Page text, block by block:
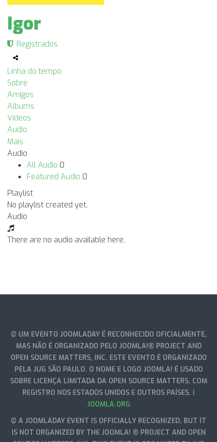
Igor
Registrados
Linha do tempo
Sobre
Amigos
Albums
Vídeos
Audio
Mais
Audio
All Audio 0
Featured Audio 0
Playlist
No playlist created yet.
Audio
There are no audio available here.
© UM EVENTO JOOMLADAY É RECONHECIDO OFICIALMENTE,
MAS NÃO É ORGANIZADO PELO JOOMLA!® PROJECT AND
OPEN SOURCE MATTERS, INC. ESTE EVENTO É ORGANIZADO
PELA JUG SÃO PAULO. O NOME E LOGO JOOMLA! É USADO
SOBRE LICENÇA LIMITADA DA OPEN SOURCE MATTERS, COM
REGISTRO NOS ESTADOS UNIDOS E OUTROS PAÍSES. |
JOOMLA.ORG
© A JOOMLADAY EVENT IS OFFICIALLY RECOGNIZED, BUT IT
IS NOT ORGANIZED BY THE JOOMLA! ® PROJECT AND OPEN